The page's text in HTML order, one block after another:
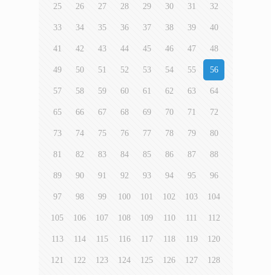
25 26 27 28 29 30 31 32
33 34 35 36 37 38 39 40
41 42 43 44 45 46 47 48
49 50 51 52 53 54 55 56
57 58 59 60 61 62 63 64
65 66 67 68 69 70 71 72
73 74 75 76 77 78 79 80
81 82 83 84 85 86 87 88
89 90 91 92 93 94 95 96
97 98 99 100 101 102 103 104
105 106 107 108 109 110 111 112
113 114 115 116 117 118 119 120
121 122 123 124 125 126 127 128